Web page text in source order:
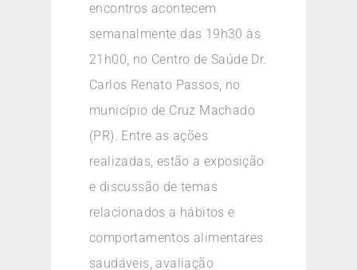
encontros acontecem
semanalmente das 19h30 às
21h00, no Centro de Saúde Dr.
Carlos Renato Passos, no
município de Cruz Machado
(PR). Entre as ações
realizadas, estão a exposição
e discussão de temas
relacionados a hábitos e
comportamentos alimentares
saudáveis, avaliação